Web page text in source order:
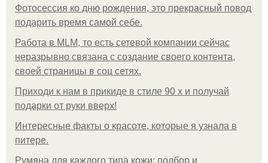
Фотосессия ко дню рождения, это прекрасный повод
подарить время самой себе.
Работа в MLM, то есть сетевой компании сейчас
неразрывно связана с создание своего контента,
своей страницы в соц сетях.
Приходи к нам в прикиде в стиле 90 х и получай
подарки от руки вверх!
Интересные факты о красоте, которые я узнала в
питере.
Румяна для каждого типа кожи: подбор и